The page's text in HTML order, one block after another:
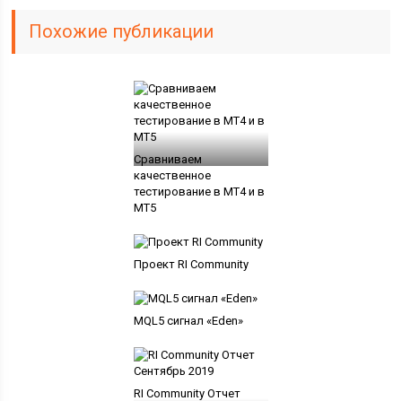
Похожие публикации
Сравниваем
качественное
тестирование в МТ4 и в
МТ5
Проект RI Community
MQL5 сигнал «Eden»
RI Community Отчет